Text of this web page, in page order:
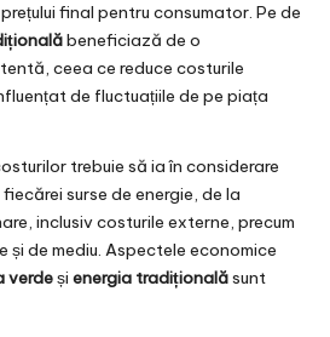
final pentru consumator. Pe de
beneficiază de o
ceea ce reduce costurile
de fluctuațiile de pe piața
trebuie să ia în considerare
surse de energie, de la
inclusiv costurile externe, precum
de mediu. Aspectele economice
verdeși energia tradiționalăsunt